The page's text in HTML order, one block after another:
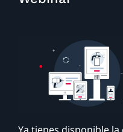
Ya tienes disponible